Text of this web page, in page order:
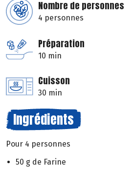
Nombre de personnes
4 personnes
Préparation
10 min
Cuisson
30 min
Ingrédients
Pour 4 personnes
50 g de Farine